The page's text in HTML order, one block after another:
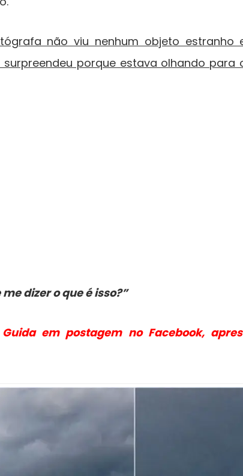
não viu nenhum objeto estranho
porque estava olhando para
dizer o que é isso?”
em postagem no Facebook,